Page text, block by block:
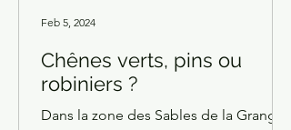
Chênes verts, pins ou
robiniers ?
Dans la zone des Sables de la Grange,
Feb 5, 2024